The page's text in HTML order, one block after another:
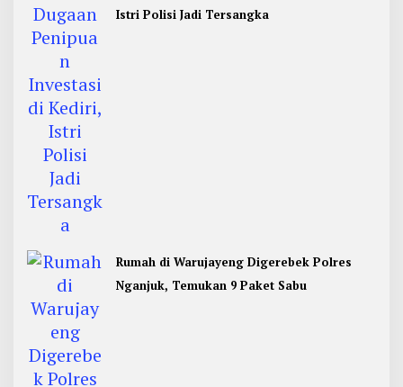
Istri Polisi Jadi Tersangka
Rumah di Warujayeng Digerebek Polres
Nganjuk, Temukan 9 Paket Sabu